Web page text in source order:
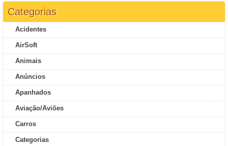
Categorias
Acidentes
AirSoft
Animais
Anúncios
Apanhados
Aviação/Aviões
Carros
Categorias